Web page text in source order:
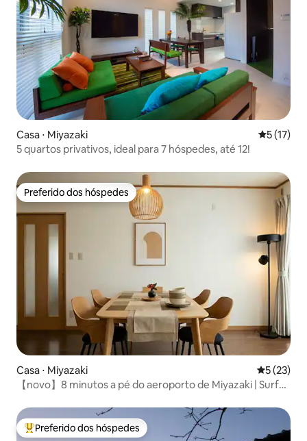
Casa ⋅ Miyazaki 5 de uma
5 (17)
5 quartos privativos, ideal para 7 hóspedes, até 12!
Preferido dos hóspedes
Preferido dos hóspedes
Casa ⋅ Miyazaki 5 de uma
5 (23)
【novo】8 minutos a pé do aeroporto de Miyazaki | Surfe
Entre os melhores preferidos dos hóspedes
Preferido dos hóspedes